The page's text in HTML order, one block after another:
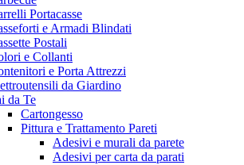
Portacasse
e Armadi Blindati
Postali
e Collanti
e Porta Attrezzi
da Giardino
da Te
Cartongesso
Pittura e Trattamento Pareti
Adesivi e murali da parete
Adesivi per carta da parati